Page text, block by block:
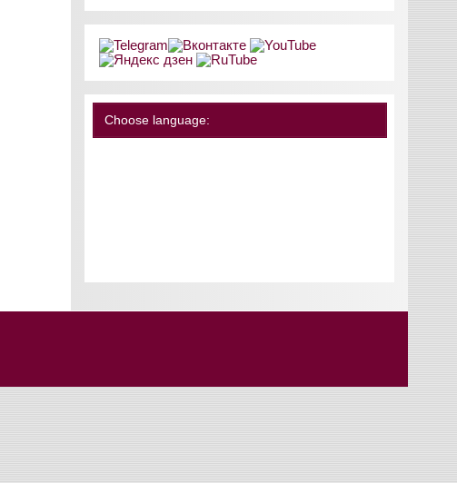
Choose language: